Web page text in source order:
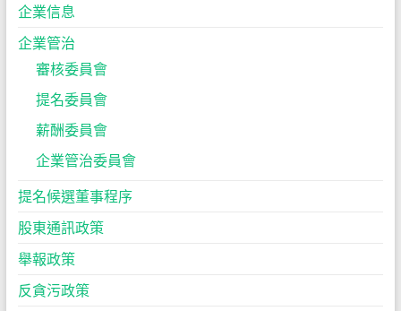
企業信息
企業管治
審核委員會
提名委員會
薪酬委員會
企業管治委員會
提名候選董事程序
股東通訊政策
舉報政策
反貪污政策